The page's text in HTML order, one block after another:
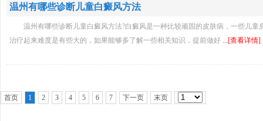
温州有哪些诊断儿童白癜风方法
温州有哪些诊断儿童白癜风方法?白癜风是一种比较顽固的皮肤病，一些儿
治疗起来难度是有些大的，如果能够多了解一些相关知识，提前做好 ...[查看详情]
首页 1 2 3 4 5 6 7 下一页 末页